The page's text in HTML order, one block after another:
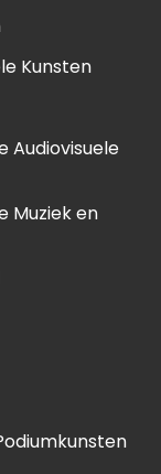
Kunsten
Audiovisuele
Muziek en